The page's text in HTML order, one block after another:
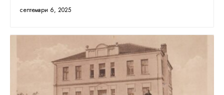
септември 6, 2025